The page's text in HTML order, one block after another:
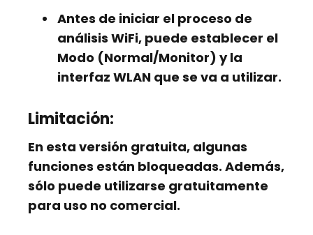
Antes de iniciar el proceso de
análisis WiFi, puede establecer el
Modo (Normal/Monitor) y la
interfaz WLAN que se va a utilizar.
Limitación:
En esta versión gratuita, algunas
funciones están bloqueadas. Además,
sólo puede utilizarse gratuitamente
para uso no comercial.